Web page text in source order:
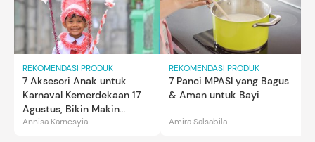
REKOMENDASI PRODUK
7 Aksesori Anak untuk
Karnaval Kemerdekaan 17
Agustus, Bikin Makin
Gemas
Annisa Karnesyia
REKOMENDASI PRODUK
7 Panci MPASI yang Bagus
& Aman untuk Bayi
Amira Salsabila